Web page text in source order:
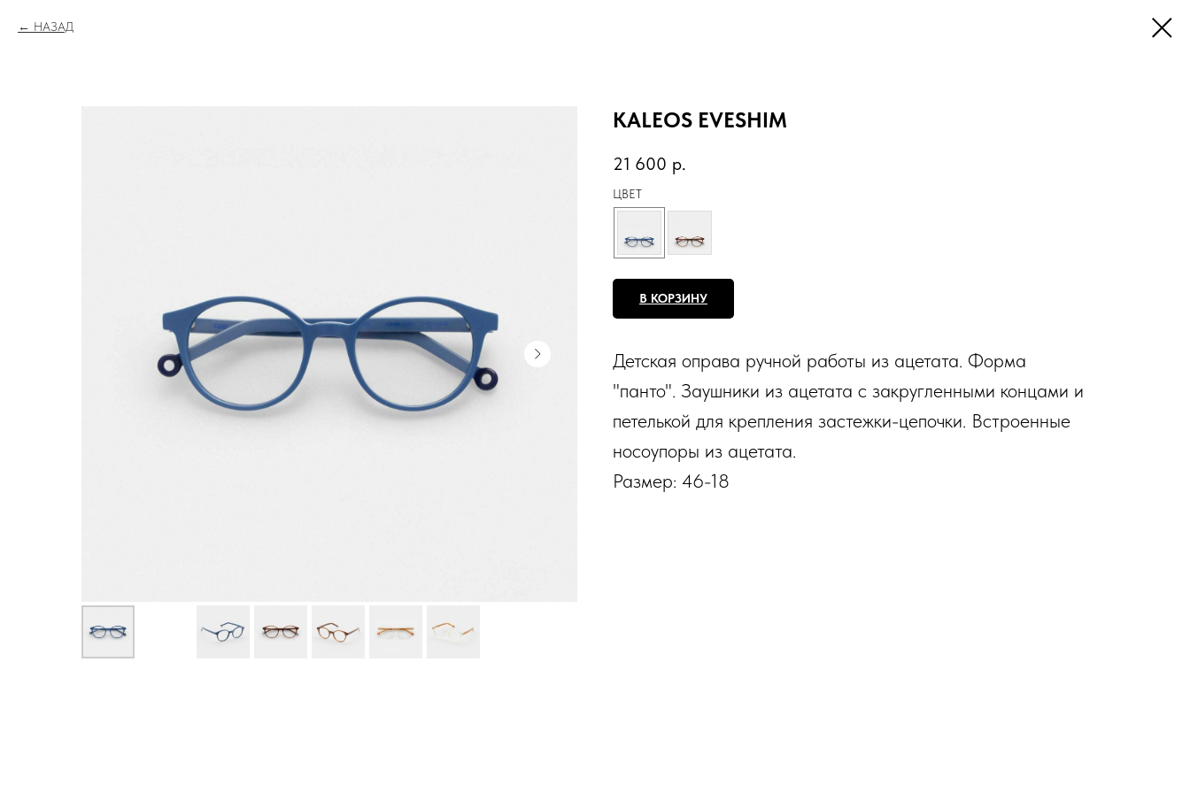
НАЗАД
KALEOS EVESHIM
21 600 р.
ЦВЕТ
В КОРЗИНУ
Детская оправа ручной работы из ацетата. Форма
"панто". Заушники из ацетата с закругленными концами и
петелькой для крепления застежки-цепочки. Встроенные
носоупоры из ацетата.
Размер: 46-18